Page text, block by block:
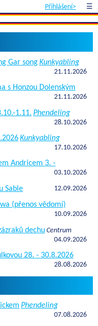
Přihlášení> ☰
Gar songKunkyabling
21.11.2026
s Honzou Dolenským
21.11.2026
1.11. Phendeling
28.10.2026
Kunkyabling
17.10.2026
Andricem 3. -
03.10.2026
Sable 12.09.2026
(přenos vědomí)
10.09.2026
dechu Centrum
04.09.2026
28. - 30.8.2026
28.08.2026
Phendeling
07.08.2026